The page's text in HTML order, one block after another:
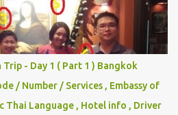
- Day 1 ( Part 1 ) Bangkok
/ Number / Services , Embassy of
Thai Language , Hotel info , Driver